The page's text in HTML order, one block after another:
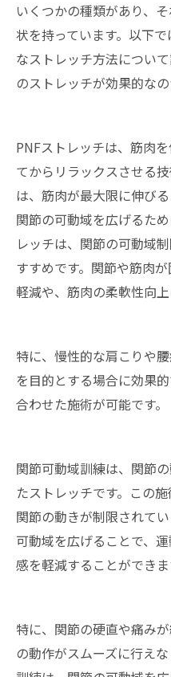
いくつかの種類があり、
状を持っています。以下
なストレッチ方法につい
のストレッチが効果的な
PNFストレッチは、筋肉
てからリラックスさせる
は、筋肉が最大限に伸び
関節の可動域を広げるた
レッチは、関節の可動域
すすめです。関節や筋肉
軽減や、筋肉の柔軟性向上
特に、慢性的な肩こりや
を目的とする場合に効果
合わせた施術が可能です。
関節可動域訓練は、関節
たストレッチです。この
関節の動きが制限されて
可動域を広げることで、
感を軽減することができま
特に、関節の硬直や痛み
の動作がスムーズに行え